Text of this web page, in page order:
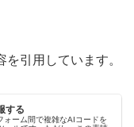
引用しています。
する
ォーム間で複雑なAIコードを